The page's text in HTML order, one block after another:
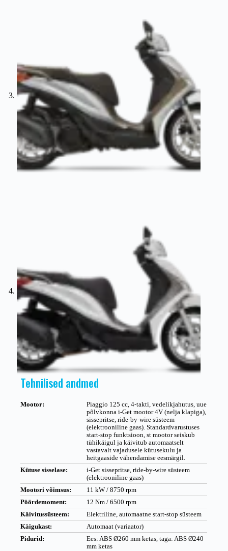
Tehnilised andmed
Mootor:
Piaggio 125 cc, 4-takti, vedelikjahutus, uue
põlvkonna i-Get mootor 4V (nelja klapiga),
sissepritse, ride-by-wire süsteem
(elektrooniline gaas). Standardvarustuses
start-stop funktsioon, st mootor seiskub
tühikäigul ja käivitub automaatselt
vastavalt vajadusele kütusekulu ja
heitgaaside vähendamise eesmärgil.
Kütuse sisselase:
i-Get sissepritse, ride-by-wire süsteem
(elektrooniline gaas)
Mootori võimsus:
11 kW / 8750 rpm
Pöördemoment:
12 Nm / 6500 rpm
Käivitussüsteem:
Elektriline, automaatne start-stop süsteem
Käigukast:
Automaat (variaator)
Pidurid:
Ees: ABS Ø260 mm ketas, taga: ABS Ø240
mm ketas